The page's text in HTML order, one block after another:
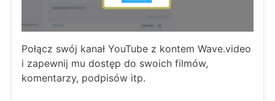
Połącz swój kanał YouTube z kontem Wave.video
i zapewnij mu dostęp do swoich filmów,
komentarzy, podpisów itp.